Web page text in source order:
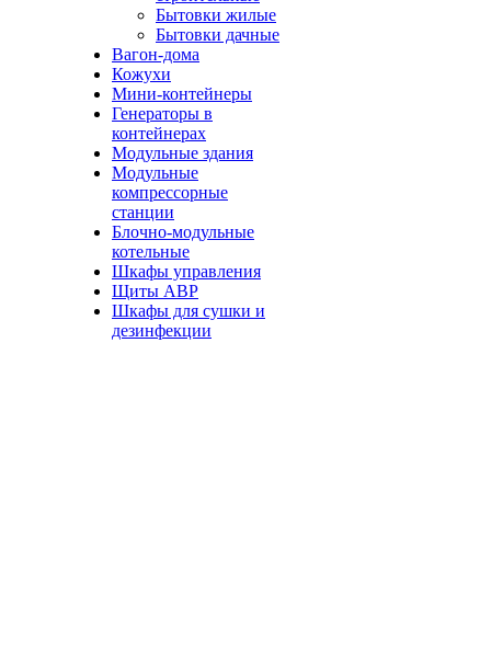
Бытовки жилые
Бытовки дачные
Вагон-дома
Кожухи
Мини-контейнеры
Генераторы в
контейнерах
Модульные здания
Модульные
компрессорные
станции
Блочно-модульные
котельные
Шкафы управления
Щиты АВР
Шкафы для сушки и
дезинфекции